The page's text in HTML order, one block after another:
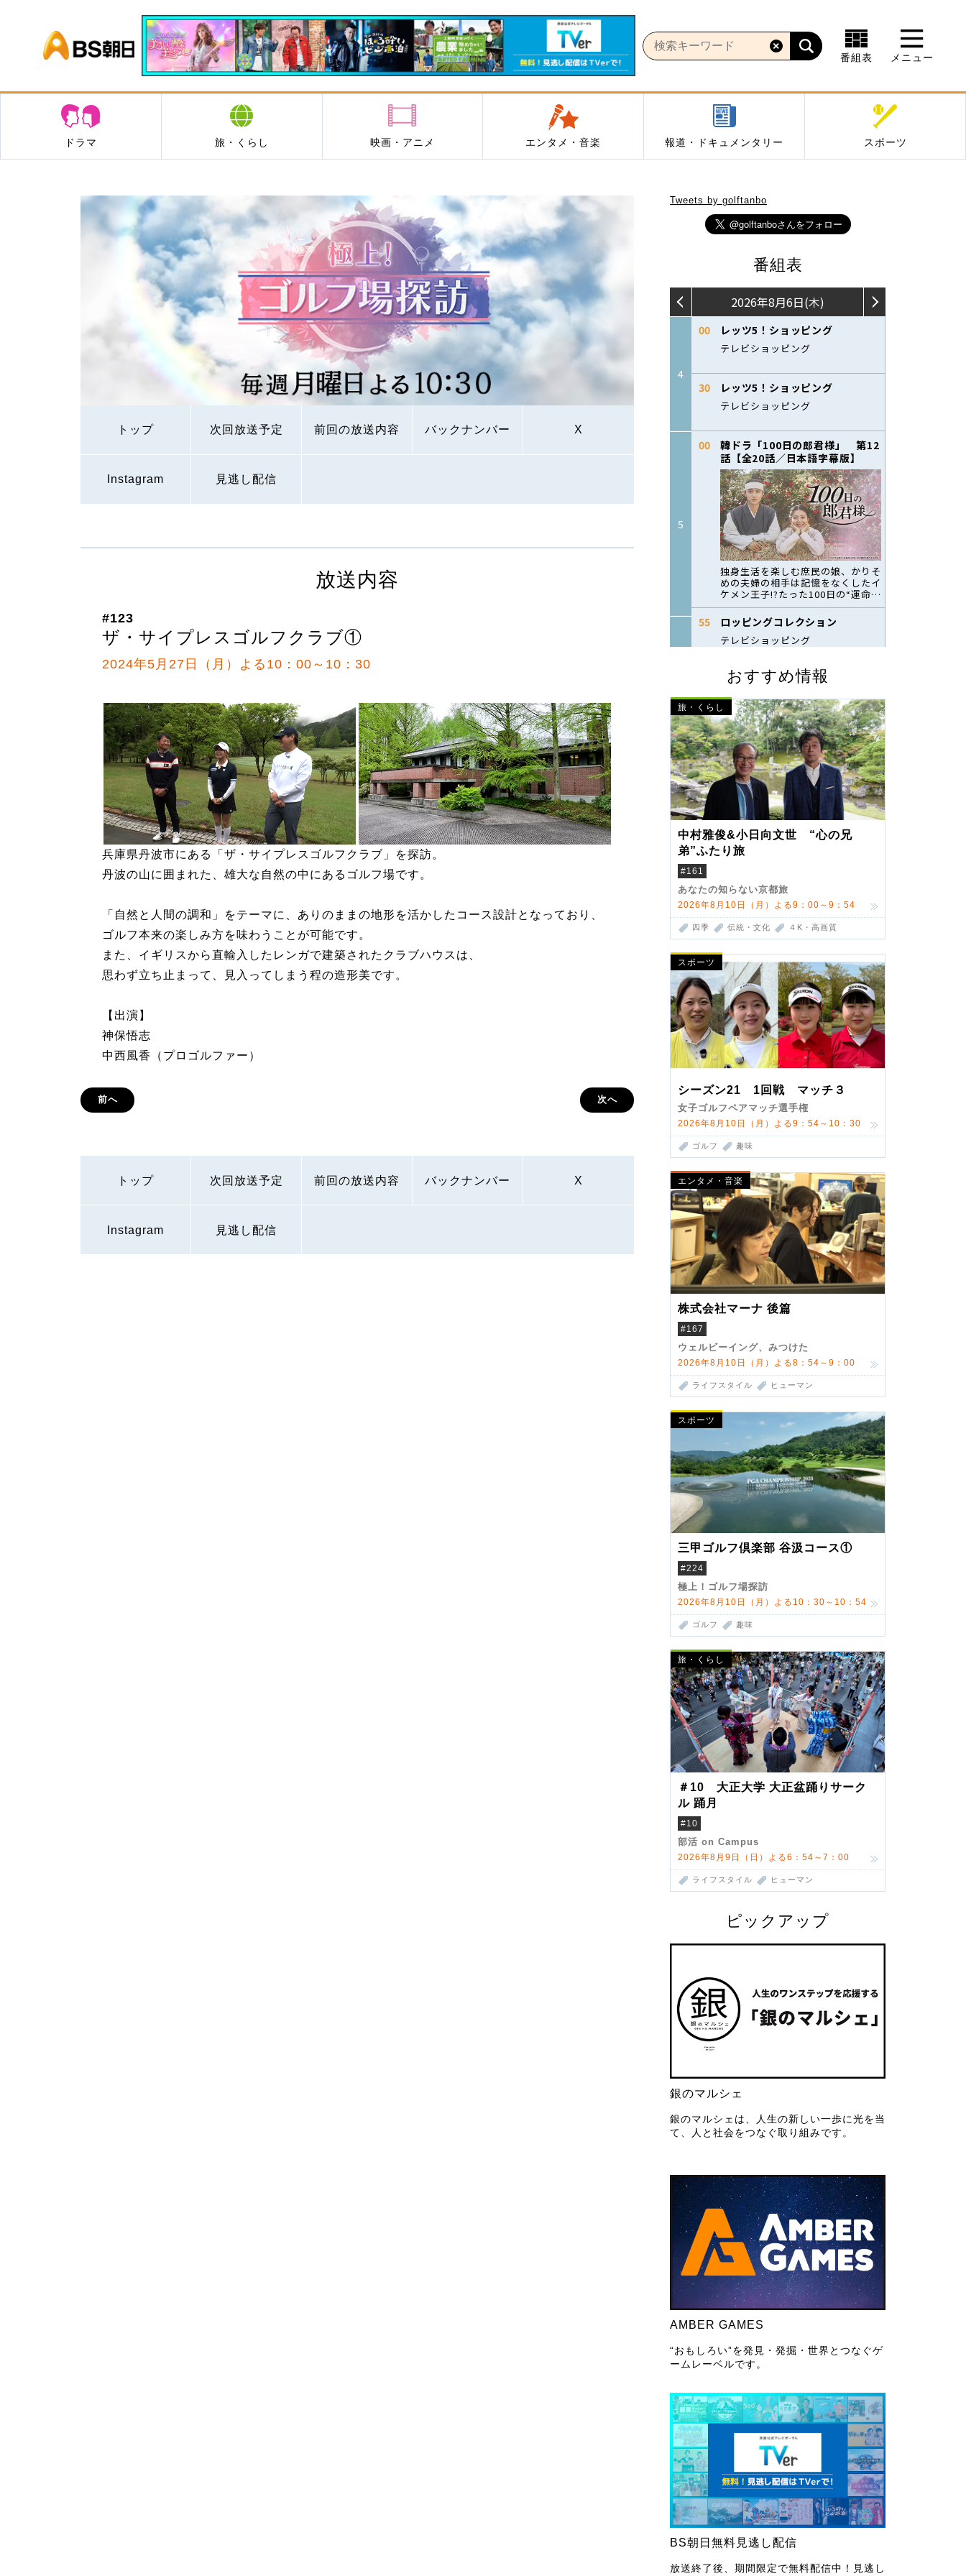
BS朝日
番組表 メニュー
ドラマ 旅・くらし 映画・アニメ エンタメ・音楽 報道・ドキュメンタリー スポーツ
トップ 次回放送予定 前回の放送内容 バックナンバー X
Instagram 見逃し配信
Tweets by golftanbo
番組表
おすすめ情報
旅・くらし
中村雅俊&小日向文世 “心の兄
弟”ふたり旅
#161
あなたの知らない京都旅
2026年8月10日（月）よる9：00～9：54
四季 伝統・文化 ４K・高画質
スポーツ
シーズン21 1回戦 マッチ３
女子ゴルフペアマッチ選手権
2026年8月10日（月）よる9：54～10：30
ゴルフ 趣味
エンタメ・音楽
株式会社マーナ 後篇
#167
ウェルビーイング、みつけた
2026年8月10日（月）よる8：54～9：00
ライフスタイル ヒューマン
スポーツ
三甲ゴルフ倶楽部 谷汲コース①
#224
極上！ゴルフ場探訪
2026年8月10日（月）よる10：30～10：54
ゴルフ 趣味
旅・くらし
＃10 大正大学 大正盆踊りサーク
ル 踊月
#10
部活 on Campus
2026年8月9日（日）よる6：54～7：00
ライフスタイル ヒューマン
ピックアップ
銀のマルシェ
銀のマルシェは、人生の新しい一歩に光を当
て、人と社会をつなぐ取り組みです。
AMBER GAMES
“おもしろい”を発見・発掘・世界とつなぐゲ
ームレーベルです。
BS朝日無料見逃し配信
放送終了後、期間限定で無料配信中！見逃し
放送内容
#123
ザ・サイプレスゴルフクラブ①
2024年5月27日（月）よる10：00～10：30
兵庫県丹波市にある「ザ・サイプレスゴルフクラブ」を探訪。
丹波の山に囲まれた、雄大な自然の中にあるゴルフ場です。
「自然と人間の調和」をテーマに、ありのままの地形を活かしたコース設計となっており、
ゴルフ本来の楽しみ方を味わうことが可能です。
また、イギリスから直輸入したレンガで建築されたクラブハウスは、
思わず立ち止まって、見入ってしまう程の造形美です。
【出演】
神保悟志
中西風香（プロゴルファー）
前へ 次へ
トップ 次回放送予定 前回の放送内容 バックナンバー X
Instagram 見逃し配信